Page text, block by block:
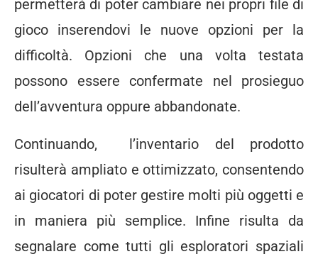
permetterà di poter cambiare nei propri file di
gioco inserendovi le nuove opzioni per la
difficoltà. Opzioni che una volta testata
possono essere confermate nel prosieguo
dell’avventura oppure abbandonate.
Continuando, l’inventario del prodotto
risulterà ampliato e ottimizzato, consentendo
ai giocatori di poter gestire molti più oggetti e
in maniera più semplice. Infine risulta da
segnalare come tutti gli esploratori spaziali